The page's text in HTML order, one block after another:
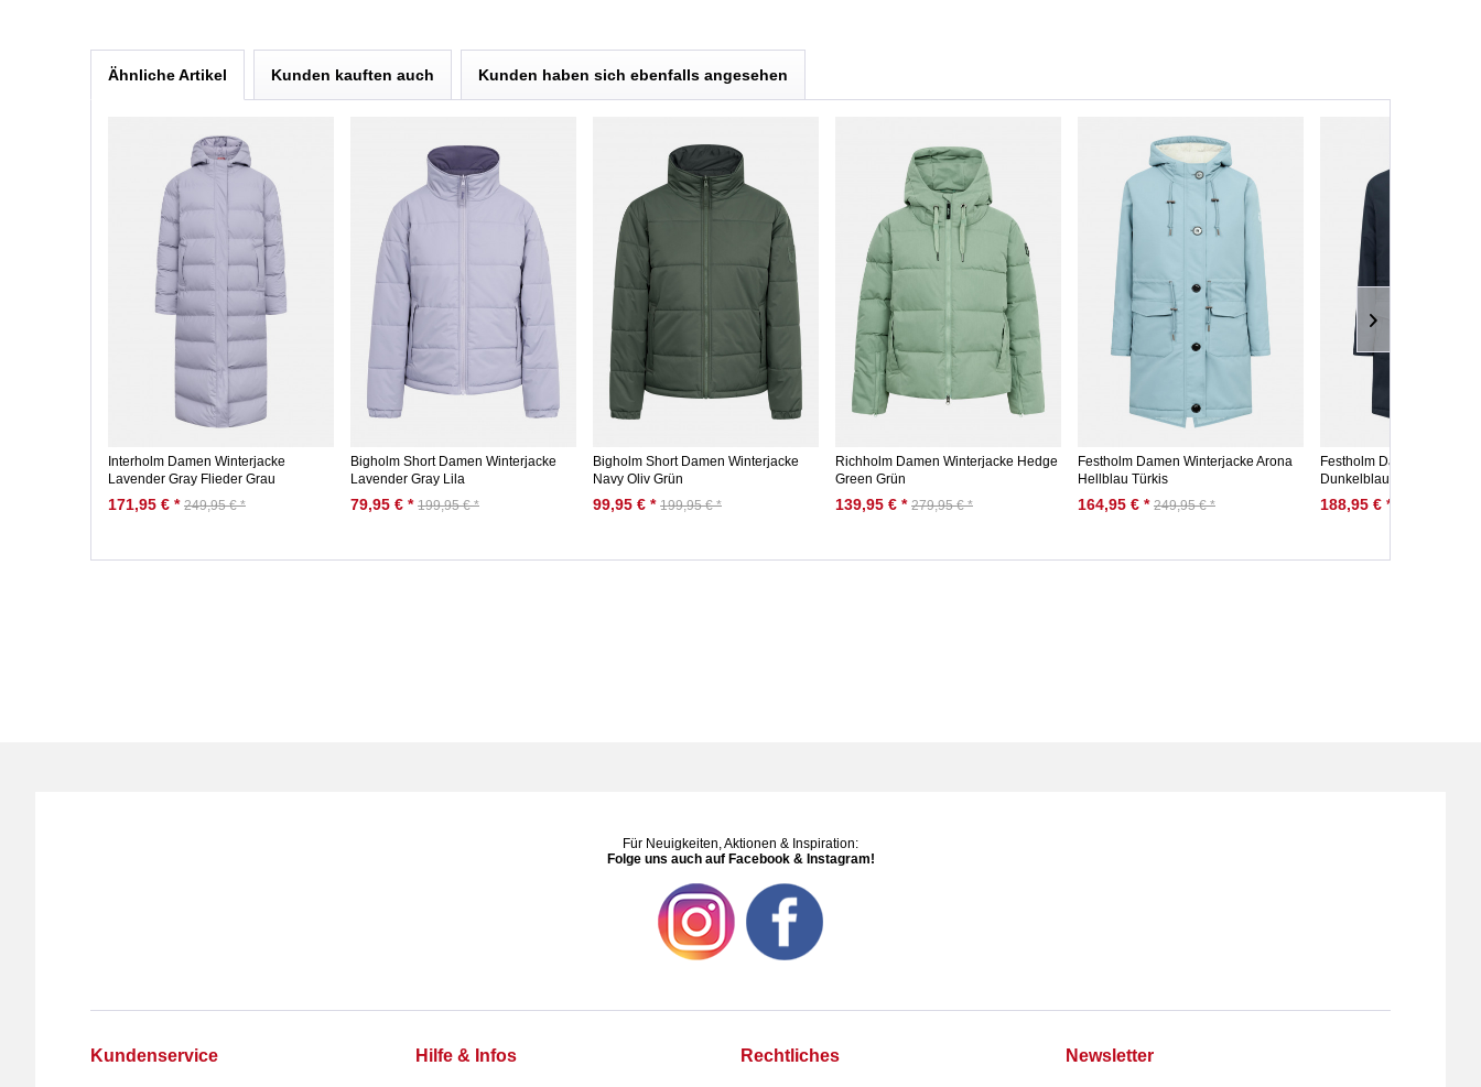
Ähnliche Artikel Kunden kauften auch Kunden haben sich ebenfalls angesehen
Interholm Damen Winterjacke
Lavender Gray Flieder Grau
171,95 € * 249,95 € *
Bigholm Short Damen Winterjacke
Lavender Gray Lila
79,95 € * 199,95 € *
Bigholm Short Damen Winterjacke
Navy Oliv Grün
99,95 € * 199,95 € *
Richholm Damen Winterjacke Hedge
Green Grün
139,95 € * 279,95 € *
Festholm Damen Winterjacke Arona
Hellblau Türkis
164,95 € * 249,95 € *
Festholm Damen
Dunkelblau
188,95 € *
Für Neuigkeiten, Aktionen & Inspiration:
Folge uns auch auf Facebook & Instagram!
Kundenservice Hilfe & Infos Rechtliches Newsletter